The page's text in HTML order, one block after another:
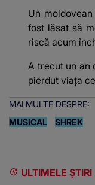
Un
fost lăsat să
riscă acum
A trecut un an
pierdut viața
MAI MULTE DESPRE:
MUSICAL
SHREK
ULTIMELE ȘTIRI